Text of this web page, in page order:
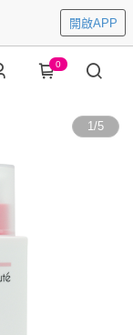
開啟APP
0
1/5